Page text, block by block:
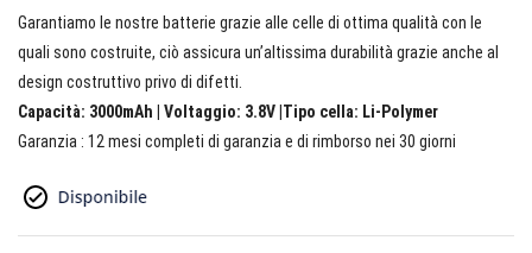
Garantiamo le nostre batterie grazie alle celle di ottima qualità con le
quali sono costruite, ciò assicura un’altissima durabilità grazie anche al
design costruttivo privo di difetti.
Capacità: 3000mAh | Voltaggio: 3.8V |Tipo cella: Li-Polymer
Garanzia : 12 mesi completi di garanzia e di rimborso nei 30 giorni